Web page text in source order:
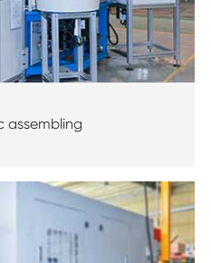
assembling